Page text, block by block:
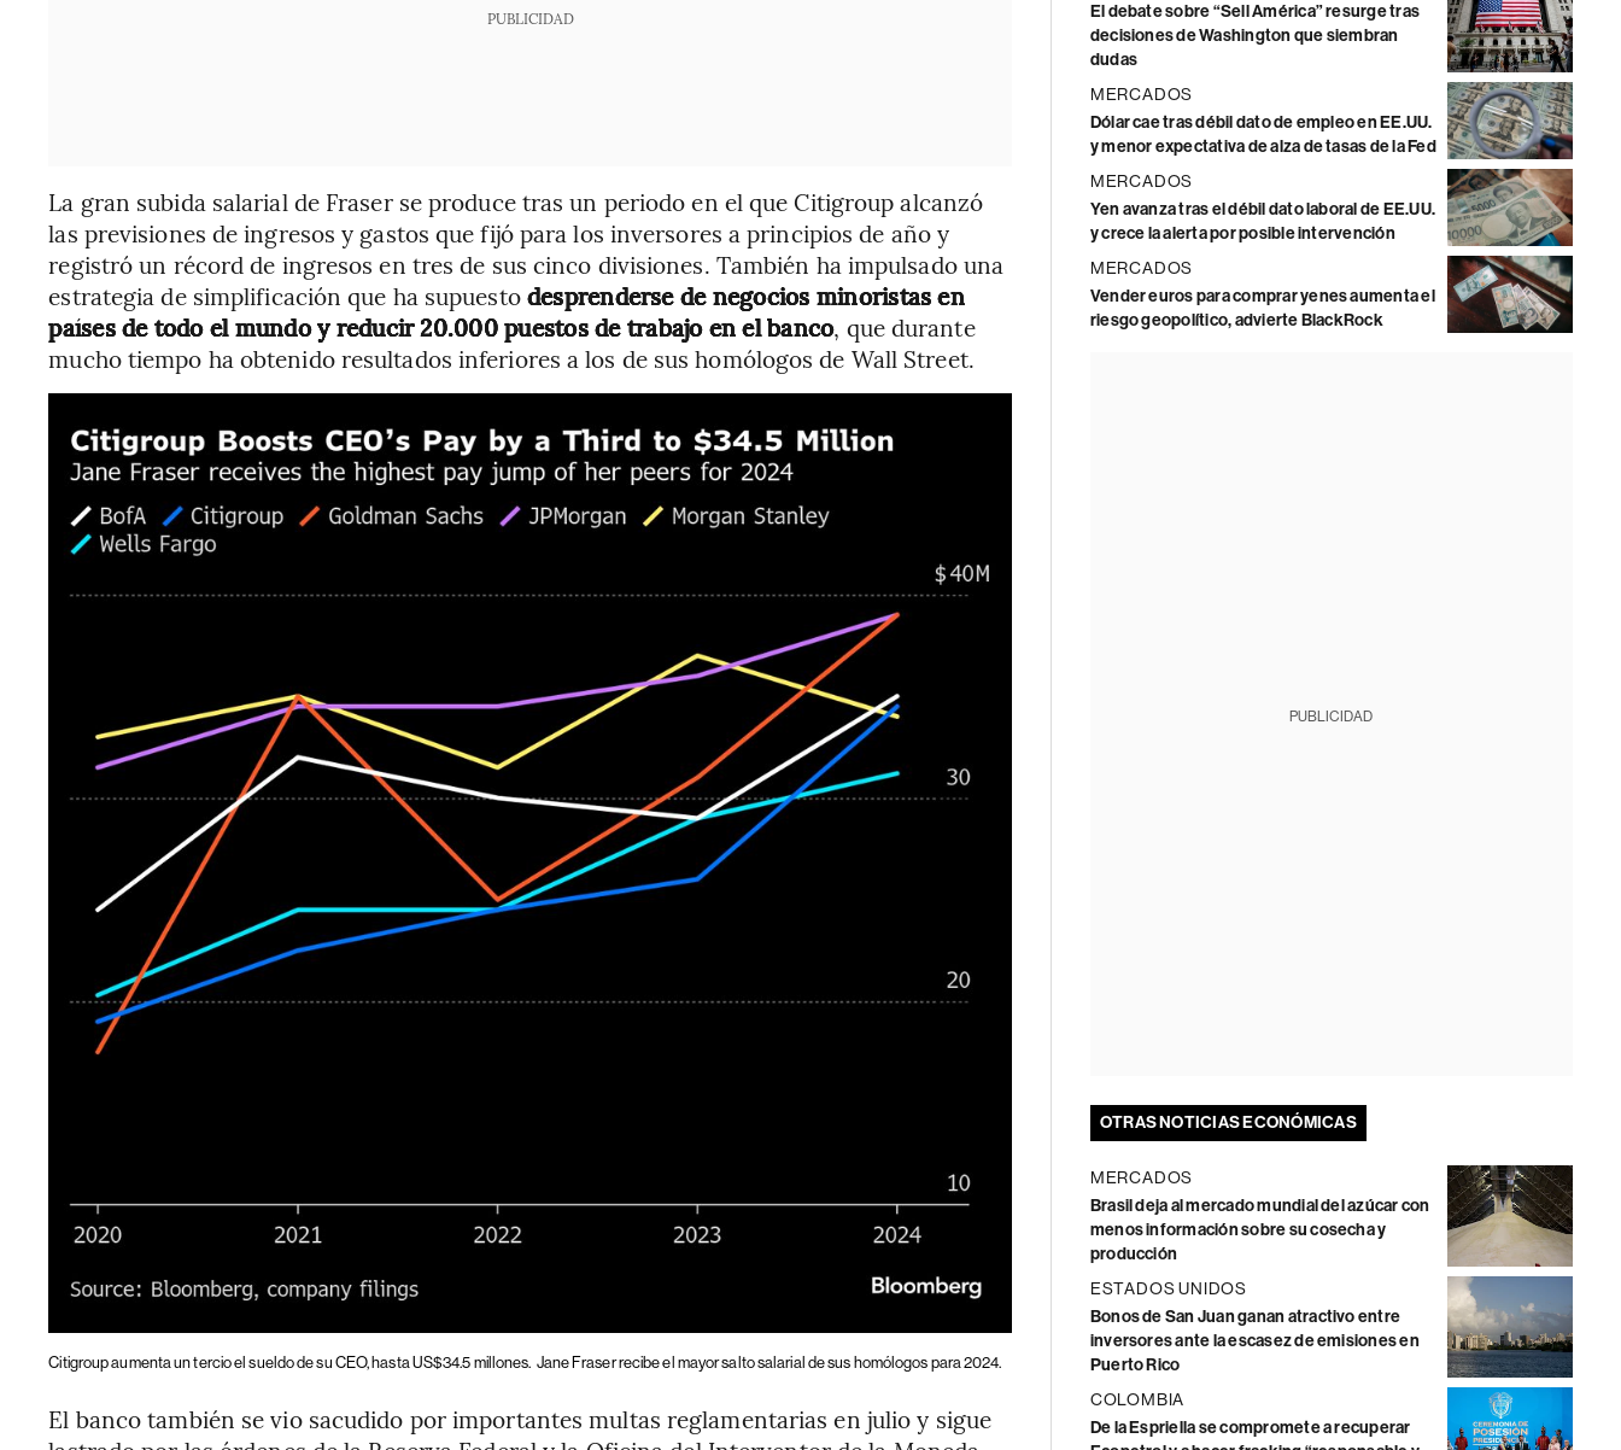
PUBLICIDAD
La gran subida salarial de Fraser se produce tras un periodo en el que Citigroup alcanzó
las previsiones de ingresos y gastos que fijó para los inversores a principios de año y
registró un récord de ingresos en tres de sus cinco divisiones. También ha impulsado una
estrategia de simplificación que ha supuestodesprenderse de negocios minoristas en
países de todo el mundo y reducir 20.000 puestos de trabajo en el banco, que durante
mucho tiempo ha obtenido resultados inferiores a los de sus homólogos de Wall Street.
Citigroup aumenta un tercio el sueldo de su CEO, hasta US$34.5 millones. Jane Fraser recibe el mayor salto salarial de sus homólogos para 2024.
El banco también se vio sacudido por importantes multas reglamentarias en julio y sigue
El debate sobre “Sell América” resurge tras
decisiones de Washington que siembran
dudas
MERCADOS
Dólar cae tras débil dato de empleo en EE.UU.
y menor expectativa de alza de tasas de la Fed
MERCADOS
Yen avanza tras el débil dato laboral de EE.UU.
y crece la alerta por posible intervención
MERCADOS
Vender euros para comprar yenes aumenta el
riesgo geopolítico, advierte BlackRock
PUBLICIDAD
OTRAS NOTICIAS ECONÓMICAS
MERCADOS
Brasil deja al mercado mundial del azúcar con
menos información sobre su cosecha y
producción
ESTADOS UNIDOS
Bonos de San Juan ganan atractivo entre
inversores ante la escasez de emisiones en
Puerto Rico
COLOMBIA
De la Espriella se compromete a recuperar